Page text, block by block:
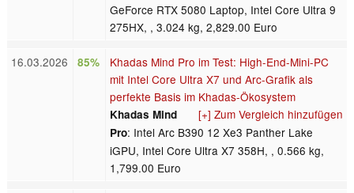
GeForce RTX 5080 Laptop, Intel Core Ultra 9
275HX, , 3.024 kg, 2,829.00 Euro
16.03.2026 85%
Khadas Mind Pro im Test: High-End-Mini-PC
mit Intel Core Ultra X7 und Arc-Grafik als
perfekte Basis im Khadas-Ökosystem
[+] Zum Vergleich hinzufügen
Khadas Mind
Pro: Intel Arc B390 12 Xe3 Panther Lake
iGPU, Intel Core Ultra X7 358H, , 0.566 kg,
1,799.00 Euro